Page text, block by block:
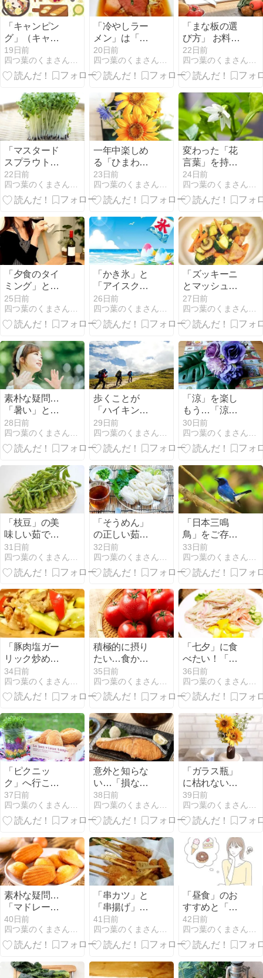
「キャンピン
グ」（キャン
プ）で特別な
体験を 楽しみ
な「キャンプ
19日前
四つ葉のくまさんの癒しのお花、時々お料理日記
「冷やしラー
メン」は「冷
やし中華」と
別物の「ご当
地グルメ」
20日前
四つ葉のくまさんの癒しのお花、時々お料理日記
「まな板の選
び方」 お料理
上手になるた
めの超基本
22日前
四つ葉のくまさんの癒しのお花、時々お料理日記
「マスタード
スプラウト」
肉料理のベス
トパートナー
発芽野菜のち
22日前
四つ葉のくまさんの癒しのお花、時々お料理日記
一年中楽しめ
る「ひまわ
り」をお届け
今月の作品た
ち
23日前
四つ葉のくまさんの癒しのお花、時々お料理日記
変わった「花
言葉」を持つ
草花たち「ピ
ーマン」 海か
らもたらされ
瑚」
24日前
四つ葉のくまさんの癒しのお花、時々お料理日記
「夕食のタイ
ミング」と
「お酒」のた
しなみ 「時間
別身体コンデ
グ」
25日前
「かき氷」と
「アイスクリ
ーム」の境界
線 「アイス」
の分類の話
26日前
「ズッキーニ
とマッシュル
ームのマヨ炒
め」あともう
一品の「小
27日前
素朴な疑問…
「暑い」と
「イライラす
る」理由
28日前
歩くことが
「ハイキン
グ」の本質 無
理のない計画
で
29日前
「涼」を楽し
もう…「涼し
気な雰囲気」
を飾ろう 今月
の作品たち
30日前
「枝豆」の美
味しい茹で方
お料理上手に
なるための超
基本
31日前
「そうめん」
の正しい茹で
方 お料理上手
になるための
超基本
32日前
「日本三鳴
鳥」をご存知
ですか？ 最も
美しいとされ
る「美声」を
33日前
「豚肉塩ガー
リック炒め」
豚肉の「ビタ
ミンB1」を最
大限に活かす
34日前
積極的に摂り
たい…食から
考える「熱中
症」予防
35日前
「七夕」に食
べたい！「縁
起」の良いも
の3選 季節の
行事食
36日前
「ピクニッ
ク」へ行こう
屋外で食べる
食事は美味し
い
37日前
四つ葉のくまさんの癒しのお花、時々お料理日記
意外と知らな
い…「損な食
べ合わせ」の
話 「焼き魚」
と「漬物」
質）
38日前
四つ葉のくまさんの癒しのお花、時々お料理日記
「ガラス瓶」
に枯れない
「ひまわり」
を飾る 今月の
作品たち
39日前
四つ葉のくまさんの癒しのお花、時々お料理日記
素朴な疑問…
「マドレー
ヌ」はなぜ
「貝の形」な
のか
40日前
四つ葉のくまさんの癒しのお花、時々お料理日記
「串カツ」と
「串揚げ」の
違いは何？地
方で変わる
「食文化」
41日前
四つ葉のくまさんの癒しのお花、時々お料理日記
「昼食」のお
すすめと「甘
いもの」の誘
惑 「時間別身
体コンディシ
42日前
四つ葉のくまさんの癒しのお花、時々お料理日記